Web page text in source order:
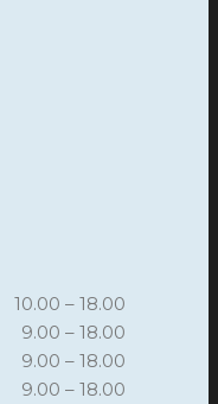
10.00 – 18.00
9.00 – 18.00
9.00 – 18.00
9.00 – 18.00